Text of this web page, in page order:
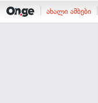
ახალი ამბები